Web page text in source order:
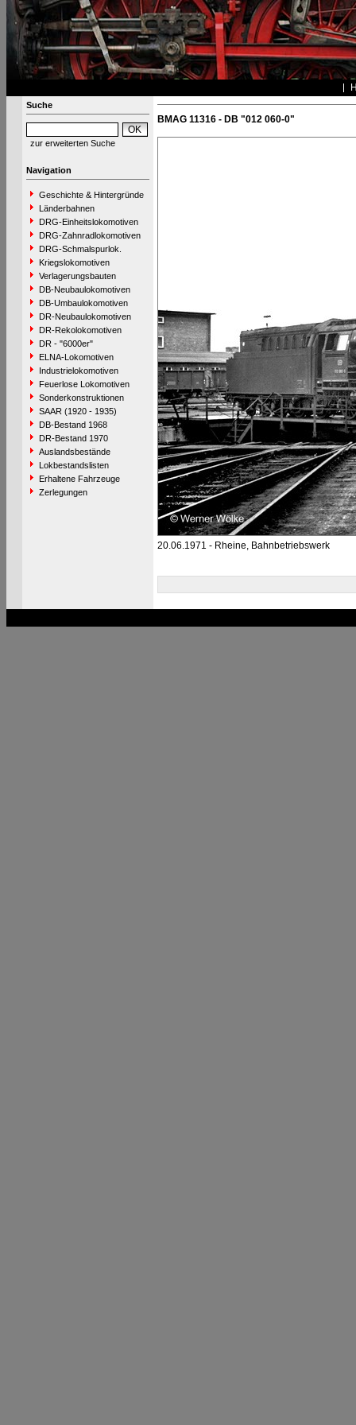
Suche
zur erweiterten Suche
Navigation
Geschichte & Hintergründe
Länderbahnen
DRG-Einheitslokomotiven
DRG-Zahnradlokomotiven
DRG-Schmalspurlok.
Kriegslokomotiven
Verlagerungsbauten
DB-Neubaulokomotiven
DB-Umbaulokomotiven
DR-Neubaulokomotiven
DR-Rekolokomotiven
DR - "6000er"
ELNA-Lokomotiven
Industrielokomotiven
Feuerlose Lokomotiven
Sonderkonstruktionen
SAAR (1920 - 1935)
DB-Bestand 1968
DR-Bestand 1970
Auslandsbestände
Lokbestandslisten
Erhaltene Fahrzeuge
Zerlegungen
BMAG 11316 - DB "012 060-0"
20.06.1971 - Rheine, Bahnbetriebswerk